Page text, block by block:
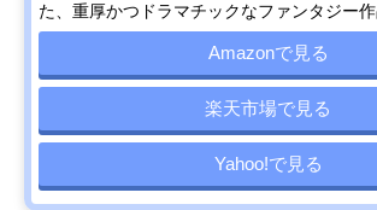
た、重厚かつドラマチックなファンタジー作
Amazonで見る
楽天市場で見る
Yahoo!で見る